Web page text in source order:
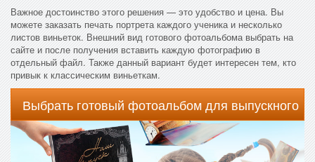
Важное достоинство этого решения — это удобство и цена. Вы
можете заказать печать портрета каждого ученика и несколько
листов виньеток. Внешний вид готового фотоальбома выбрать на
сайте и после получения вставить каждую фотографию в
отдельный файл. Также данный вариант будет интересен тем, кто
привык к классическим виньеткам.
Выбрать готовый фотоальбом для выпускного